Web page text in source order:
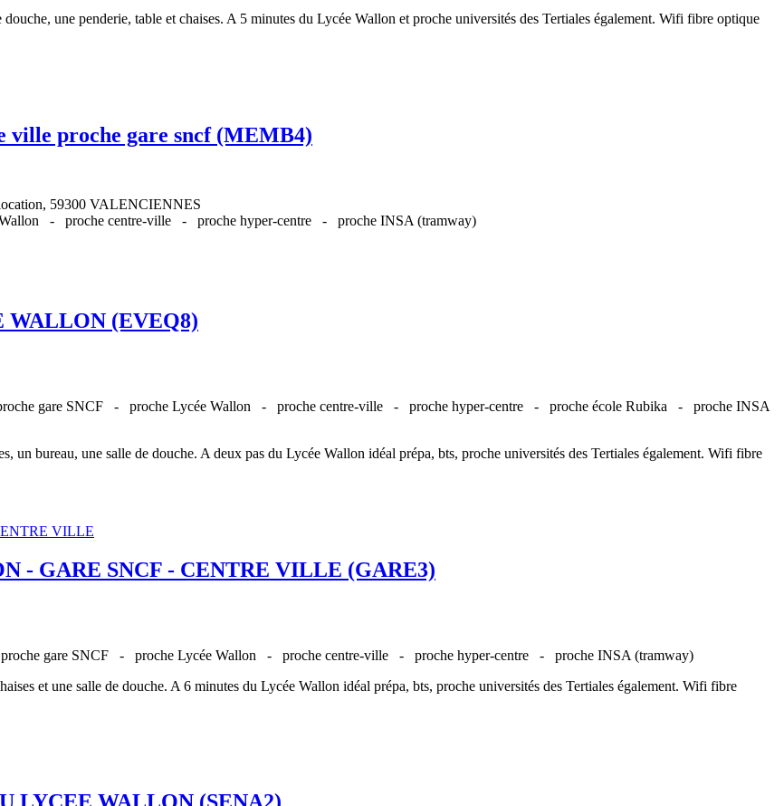
une penderie, table et chaises. A 5 minutes du Lycée Wallon et proche universités des Tertiales également. Wifi fibre optique
ville proche gare sncf (MEMB4)
59300 VALENCIENNES
Wallon - proche centre-ville - proche hyper-centre - proche INSA (tramway)
WALLON (EVEQ8)
gare SNCF - proche Lycée Wallon - proche centre-ville - proche hyper-centre - proche école Rubika - proche INSA
un bureau, une salle de douche. A deux pas du Lycée Wallon idéal prépa, bts, proche universités des Tertiales également. Wifi fibre
- GARE SNCF - CENTRE VILLE (GARE3)
proche gare SNCF - proche Lycée Wallon - proche centre-ville - proche hyper-centre - proche INSA (tramway)
et une salle de douche. A 6 minutes du Lycée Wallon idéal prépa, bts, proche universités des Tertiales également. Wifi fibre